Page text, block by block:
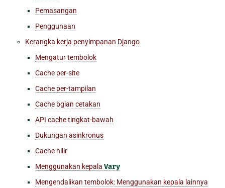
Pemasangan
Penggunaan
Kerangka kerja penyimpanan Django
Mengatur tembolok
Cache per-site
Cache per-tampilan
Cache bgian cetakan
API cache tingkat-bawah
Dukungan asinkronus
Cache hilir
Menggunakan kepala Vary
Mengendalikan tembolok: Menggunakan kepala lainnya